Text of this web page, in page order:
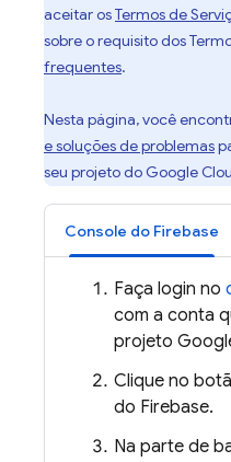
aceitar osTermos de
sobre o requisito dos
frequentes.
Nesta página, você
e soluções de problemas
seu projeto do Google
Console do Firebase
Faça login no
com a conta
projeto
Clique no
do Firebase.
Na parte de